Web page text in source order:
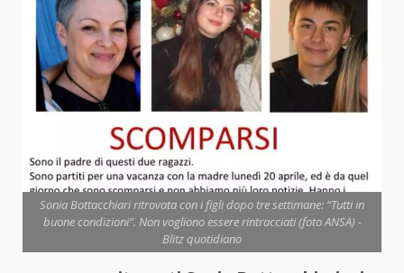
Sonia Bottacchiari ritrovata con i figli dopo tre settimane: “Tutti in
buone condizioni”. Non vogliono essere rintracciati (foto ANSA) -
Blitz quotidiano